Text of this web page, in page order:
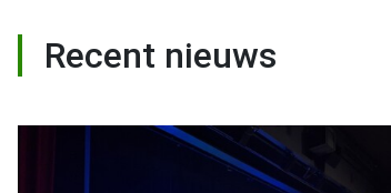
Recent nieuws